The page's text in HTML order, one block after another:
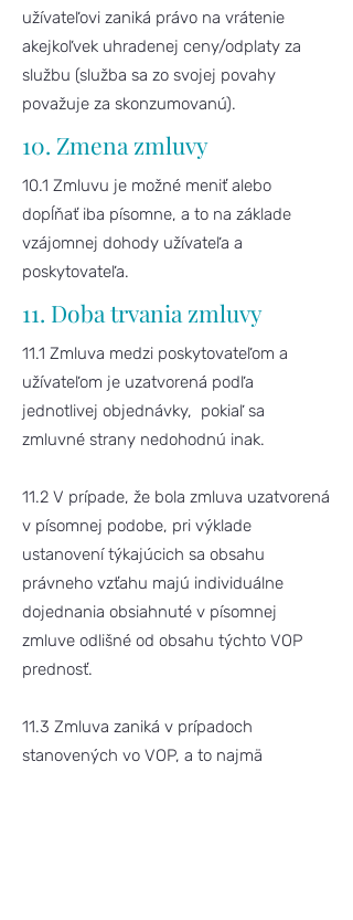
užívateľovi zaniká právo na vrátenie
akejkoľvek uhradenej ceny/odplaty za
službu (služba sa zo svojej povahy
považuje za skonzumovanú).
10. Zmena zmluvy
10.1 Zmluvu je možné meniť alebo
dopĺňať iba písomne, a to na základe
vzájomnej dohody užívateľa a
poskytovateľa.
11. Doba trvania zmluvy
11.1 Zmluva medzi poskytovateľom a
užívateľom je uzatvorená podľa
jednotlivej objednávky, pokiaľ sa
zmluvné strany nedohodnú inak.
11.2 V prípade, že bola zmluva uzatvorená
v písomnej podobe, pri výklade
ustanovení týkajúcich sa obsahu
právneho vzťahu majú individuálne
dojednania obsiahnuté v písomnej
zmluve odlišné od obsahu týchto VOP
prednosť.
11.3 Zmluva zaniká v prípadoch
stanovených vo VOP, a to najmä